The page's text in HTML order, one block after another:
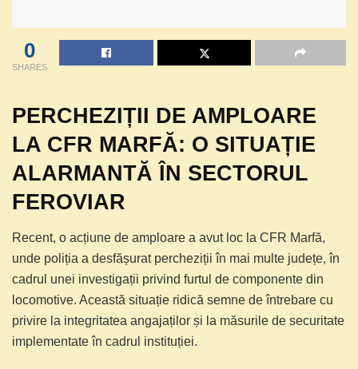
0
SHARES
PERCHEZIȚII DE AMPLOARE
LA CFR MARFĂ: O SITUAȚIE
ALARMANTĂ ÎN SECTORUL
FEROVIAR
Recent, o acțiune de amploare a avut loc la CFR Marfă,
unde poliția a desfășurat percheziții în mai multe județe, în
cadrul unei investigații privind furtul de componente din
locomotive. Această situație ridică semne de întrebare cu
privire la integritatea angajaților și la măsurile de securitate
implementate în cadrul instituției.